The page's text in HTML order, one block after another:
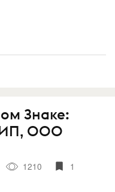
Знаке:
ИП, ООО
1210
1